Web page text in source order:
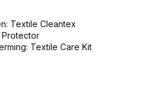
Textile Cleantex
Protector
Textile Care Kit